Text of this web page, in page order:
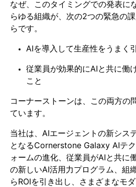
なぜ、このタイミングでの発表に
らゆる組織が、次の2つの緊急の
らです。
AIを導入して生産性をうまく
従業員が効果的にAIと共に働
こと
コーナーストーンは、この両方の
ています。
当社は、AIエージェントの新シス
となるCornerstone Galaxy AIテ
ォームの進化、従業員がAIと共に
の新しいAI活用力プログラム、組
らROIを引き出し、さまざまなモ